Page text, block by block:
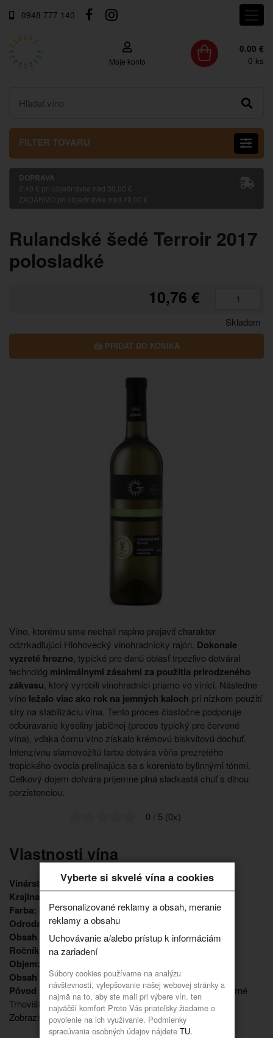
0948 777 140
Moje konto
0.00 €
0 ks
FILTER TOVARU
DOPRAVA
2,40 € pri objednávke nad 30,00 €
ZADARMO pri objednávke nad 49,00 €
Rulandské šedé Terroir 2017
polosladké
10,76 €
PRIDAŤ DO KOŠÍKA
Skladom
Víno, ktorému sme nechali naplno prejaviť charakter
odzrkadľujúci Hlohovecký vinohradnícky rajón. Dokonale
vyzreté hrozno , typické pre danú oblasť trpezlivo dotváral
technológ minimálnymi zásahmi za použitia prirodzeného
zákvasu , ktorý vyrobili vinohradníci priamo vo vinici. Následne
víno ležalo viac ako rok na jemných kaloch pri nízkom použití
síry na stabilizáciu vína. Tento proces čiastočne podporuje
odbúravanie kyseliny jablčnej (proces typický pre červené
vína), vďaka čomu víno získalo krémovú biskvitovú dochuť.
Intenzívnu slamovožltú farbu dotvára vôňa prezretého
tropického ovocia prelínajúca sa s korenisto bylinnými tónmi.
Celkový dojem dotvára príjemne plná sladkastá chuť s dlhou
perzistenciou.
0 / 5 (0x)
Vlastnosti vína
Vinárstvo: Vinárstvo GOLGUZ
Krajina pôvodu:
Farba: biele víno
Odroda: rulandské šedé
Obsah cukru:polosladké
Ročník: 2017
Objem:
Obsah alkoholu:12,5%
Pôvod hrozna:Malokarpatská vinohradnícka oblasť, Horné
Trhovište
Zobraziť viac vlastností
Vyberte si skvelé vína a cookies
Personalizované reklamy a obsah, meranie
reklamy a obsahu
Uchovávanie a/alebo prístup k informáciám
na zariadení
Súbory cookies používame na analýzu
návštevnosti, vylepšovanie našej webovej stránky a
najmä na to, aby ste mali pri výbere vín. ten
najväčší komfort Preto Vás priateľsky žiadame o
povolenie na ich využívanie. Podmienky
spracúvania osobných údajov nájdeteTU.